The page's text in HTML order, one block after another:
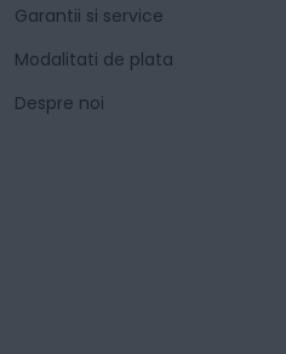
Garantii si service
Modalitati de plata
Despre noi